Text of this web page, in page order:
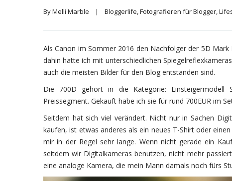
By Melli Marble | Bloggerlife, Fotografieren für Blogger,
Als Canon im Sommer 2016 den Nachfolger der 5D
dahin hatte ich mit unterschiedlichen
auch die meisten Bilder für den Blog entstanden sind.
Die 700D gehört in die Kategorie: Einsteigermodell
Preissegment. Gekauft habe ich sie für rund 700EUR im
Seitdem hat sich viel verändert. Nicht nur in Sachen
kaufen, ist etwas anderes als ein neues T-Shirt oder
mir in der Regel sehr lange. Wenn nicht gerade ein
seitdem wir Digitalkameras benutzen, nicht mehr
eine analoge Kamera, die mein Mann damals noch fürs